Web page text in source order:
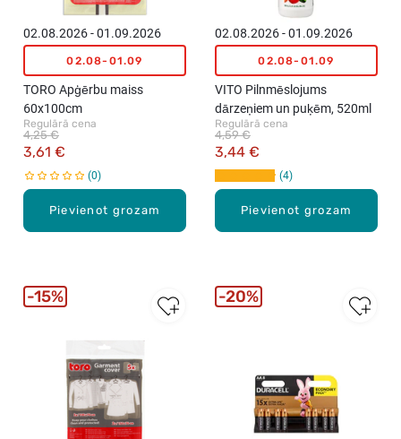
Pievienot grozam
02.08.2026 - 01.09.2026
02.08-01.09
TORO Apģērbu maiss
60x100cm
Regulārā cena
3,61 €
4,25 €
0
Pievienot grozam
02.08.2026 - 01.09.2026
02.08-01.09
VITO Pilnmēslojums
dārzeņiem un puķēm, 520ml
Regulārā cena
3,44 €
4,59 €
4
15% 20%